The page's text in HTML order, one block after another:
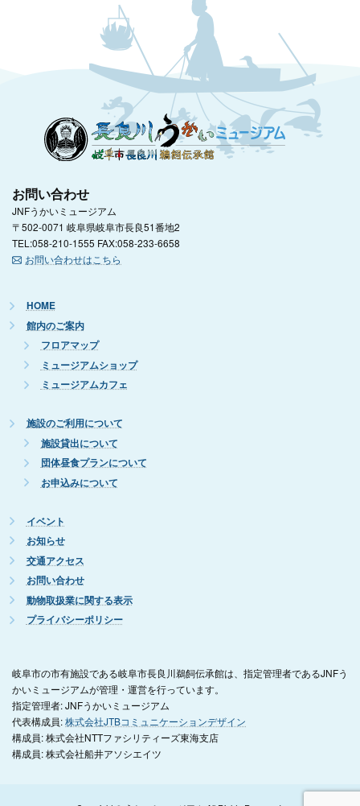
お問い合わせ
JNFうかいミュージアム
〒502-0071 岐阜県岐阜市長良51番地2
TEL:058-210-1555 FAX:058-233-6658
お問い合わせはこちら
HOME
館内のご案内
フロアマップ
ミュージアムショップ
ミュージアムカフェ
施設のご利用について
施設貸出について
団体昼食プランについて
お申込みについて
イベント
お知らせ
交通アクセス
お問い合わせ
動物取扱業に関する表示
プライバシーポリシー
岐阜市の市有施設である岐阜市長良川鵜飼伝承館は、指定管理者であるJNFう
かいミュージアムが管理・運営を行っています。
指定管理者: JNFうかいミュージアム
代表構成員:株式会社JTBコミュニケーションデザイン
構成員: 株式会社NTTファシリティーズ東海支店
構成員: 株式会社船井アソシエイツ